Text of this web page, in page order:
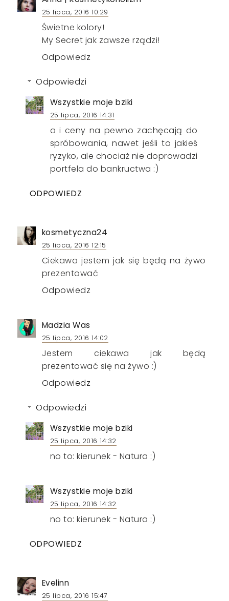
25 lipca, 2016 10:29
Świetne kolory!
My Secret jak zawsze rządzi!
Odpowiedz
Odpowiedzi
Wszystkie moje bziki
25 lipca, 2016 14:31
a i ceny na pewno zachęcają do
spróbowania, nawet jeśli to jakieś
ryzyko, ale chociaż nie doprowadzi
portfela do bankructwa :)
ODPOWIEDZ
kosmetyczna24
25 lipca, 2016 12:15
Ciekawa jestem jak się będą na żywo
prezentować
Odpowiedz
Madzia Was
25 lipca, 2016 14:02
Jestem ciekawa jak będą
prezentować się na żywo :)
Odpowiedz
Odpowiedzi
Wszystkie moje bziki
25 lipca, 2016 14:32
no to: kierunek - Natura :)
Wszystkie moje bziki
25 lipca, 2016 14:32
no to: kierunek - Natura :)
ODPOWIEDZ
Evelinn
25 lipca, 2016 15:47